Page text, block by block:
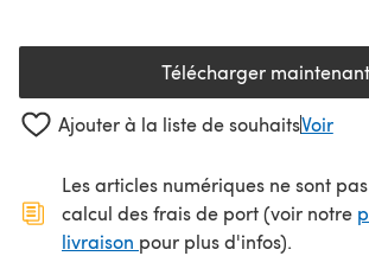
Télécharger maintenant
(s'ouvre
Ajouter à la liste de souhaitsVoir
Les articles numériques ne sont
calcul des frais de port (voir notre
livraison (s'ouvre dans un nouvel
pour plus d'infos).